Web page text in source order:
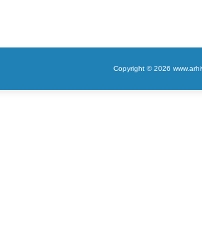
Copyright © 2026